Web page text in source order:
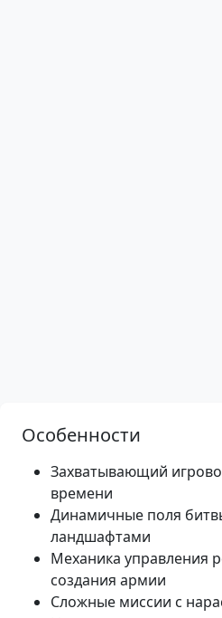
Особенности
Захватывающий
времени
Динамичные поля
ландшафтами
Механика управления
создания армии
Сложные миссии с